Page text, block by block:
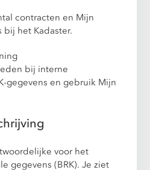
contracten en Mijn
bij het Kadaster.
bij interne
gegevens en gebruik Mijn
voor het
gegevens (BRK). Je ziet